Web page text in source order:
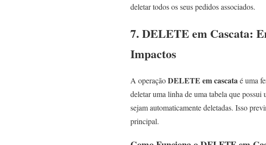
deletar todos os seus pedidos associados.
7. DELETE em Cascata:
Impactos
A operaçãoDELETE em cascata é uma
deletar uma linha de uma tabela que possui
sejam automaticamente deletadas. Isso
principal.